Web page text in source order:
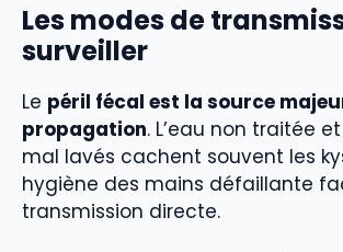
Les modes de
surveiller
Le péril fécal est la source
propagation. L’eau non traitée
mal lavés cachent souvent les
hygiène des mains défaillante
transmission directe.